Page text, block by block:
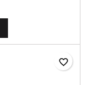
favorite_border